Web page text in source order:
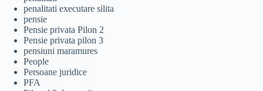
penalitati executare silita
pensie
Pensie privata Pilon 2
Pensie privata pilon 3
pensiuni maramures
People
Persoane juridice
PFA